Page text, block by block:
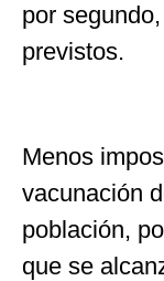
por
previstos.
Menos
vacunación
población,
que se